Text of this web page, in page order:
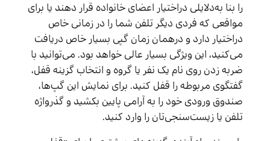
را بنا به‌دلایلی دراختیار اعضای خانواده قرار دهند یا برای
مواقعی که فردی دیگر تلفن شما را در زمانی خاص
دراختیار دارد و درهمان زمان گپی بسیار خاص دریافت
می‌کنید، این ویژگی بسیار عالی خواهد بود. می‌توانید با
ضربه زدن روی نام یک نفر یا گروه و انتخاب گزینه قفل،
گفتگوی مربوطه را قفل کنید. برای نمایش این گپ‌ها،
صندوق ورودی خود را به آرامی پایین بکشید و گذرواژه
تلفن یا زیست‌سنجی‌تان را وارد کنید.